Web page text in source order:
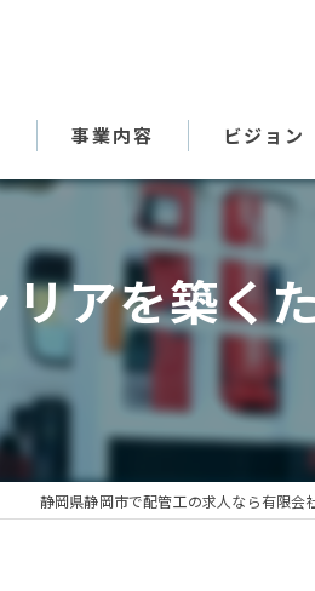
事業内容 ビジョン
アを築く
静岡県静岡市で配管工の求人なら有限会